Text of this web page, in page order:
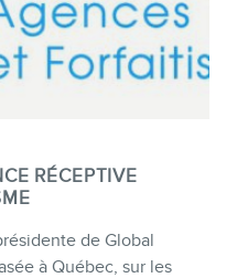
RÉCEPTIVE
de Global
à Québec, sur les